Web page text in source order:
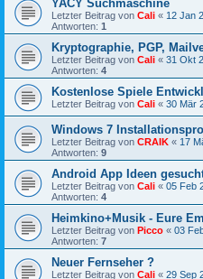
YACY Suchmaschine
Letzter Beitrag von Cali « 12 Jan
Antworten: 1
Kryptographie, PGP,
Letzter Beitrag von Cali « 31 Okt
Antworten: 4
Kostenlose Spiele
Letzter Beitrag von Cali « 30 Mär
Windows 7
Letzter Beitrag von CRAIK « 17
Antworten: 9
Android App Ideen
Letzter Beitrag von Cali « 05 Feb
Antworten: 4
Heimkino+Musik - Eure
Letzter Beitrag von Picco « 03
Antworten: 7
Neuer Fernseher ?
Letzter Beitrag von Cali « 29 Sep